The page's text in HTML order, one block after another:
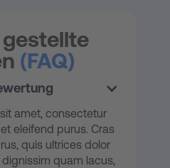
(FAQ)
amet, consectetur
eleifend purus. Cras
quis ultrices dolor
quam lacus,